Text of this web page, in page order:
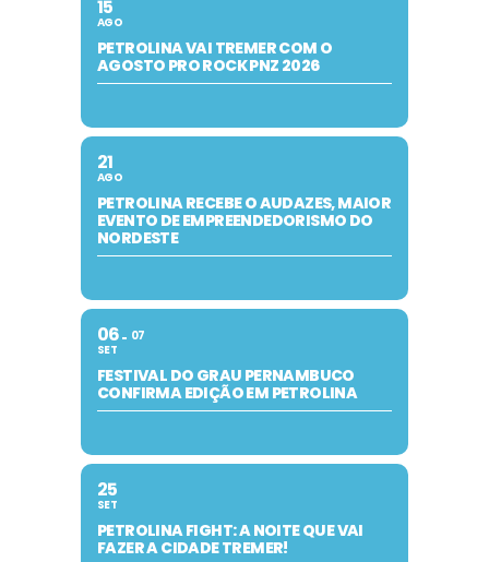
15
AGO
PETROLINA VAI TREMER COM O
AGOSTO PRO ROCK PNZ 2026
21
AGO
PETROLINA RECEBE O AUDAZES, MAIOR
EVENTO DE EMPREENDEDORISMO DO
NORDESTE
06
SET
07
FESTIVAL DO GRAU PERNAMBUCO
CONFIRMA EDIÇÃO EM PETROLINA
25
SET
PETROLINA FIGHT: A NOITE QUE VAI
FAZER A CIDADE TREMER!